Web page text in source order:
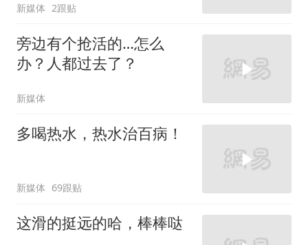
新媒体 2跟贴
旁边有个抢活的…怎么
办？人都过去了？
新媒体
多喝热水，热水治百病！
新媒体 69跟贴
这滑的挺远的哈，棒棒哒